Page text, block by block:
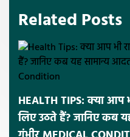
Related Posts
HEALTH TIPS: क्या आप
लिए उठते हैं? जानिए कब